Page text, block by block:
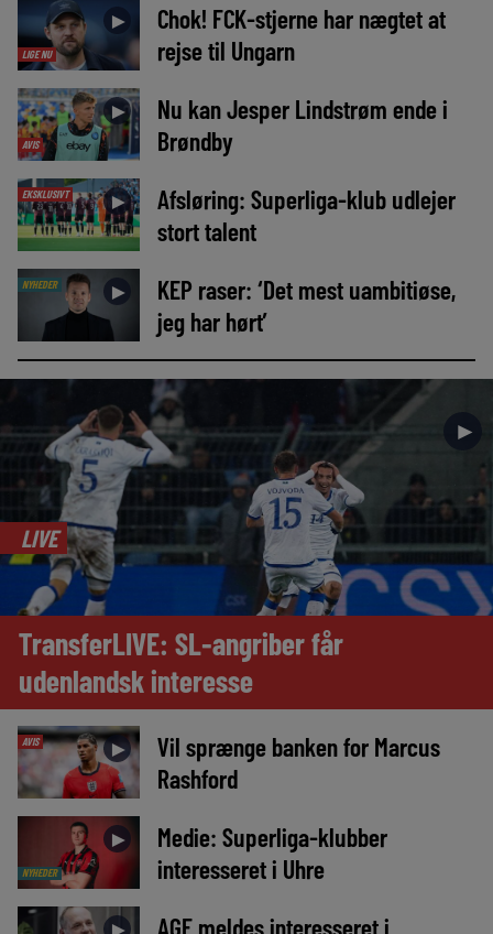
LIGE NU
►
Chok! FCK-stjerne har nægtet at
rejse til Ungarn
AVIS
►
Nu kan Jesper Lindstrøm ende i
Brøndby
EKSKLUSIVT ►
Afsløring: Superliga-klub udlejer
stort talent
NYHEDER ►
KEP raser: ‘Det mest uambitiøse,
jeg har hørt’
►
LIVE
TransferLIVE: SL-angriber får
udenlandsk interesse
AVIS ►
Vil sprænge banken for Marcus
Rashford
NYHEDER
►
Medie: Superliga-klubber
interesseret i Uhre
AGF meldes interesseret i